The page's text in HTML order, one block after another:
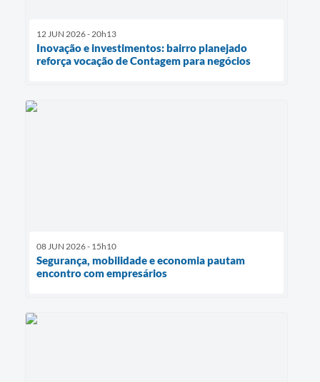
12 JUN 2026 - 20h13
Inovação e investimentos: bairro planejado
reforça vocação de Contagem para negócios
08 JUN 2026 - 15h10
Segurança, mobilidade e economia pautam
encontro com empresários